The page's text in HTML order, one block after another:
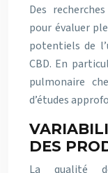
Des
pour évaluer
potentiels de
CBD. En
pulmonaire
d’études
DES
La qualité